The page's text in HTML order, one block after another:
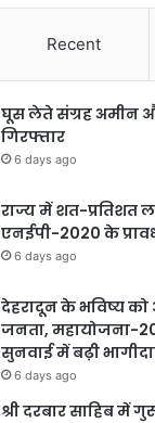
Recent
घूस लेते संग्रह अमीन
गिरफ्तार
6 days ago
राज्य में शत-प्रतिशत
एनईपी-2020 के
6 days ago
देहरादून के भविष्य
जनता, महायोजना-
सुनवाई में बढ़ी
6 days ago
श्री दरबार साहिब में